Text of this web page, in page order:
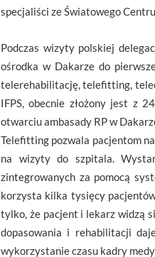
specjaliści ze Światowego
Podczas wizyty polskiej
ośrodka w Dakarze do
telerehabilitację, telefitting,
IFPS, obecnie złożony jest z
otwarciu ambasady RP w
Telefitting pozwala pacjentom
na wizyty do szpitala.
zintegrowanych za pomocą
korzysta kilka tysięcy
tylko, że pacjent i lekarz widzą
dopasowania i rehabilitacji
wykorzystanie czasu kadry